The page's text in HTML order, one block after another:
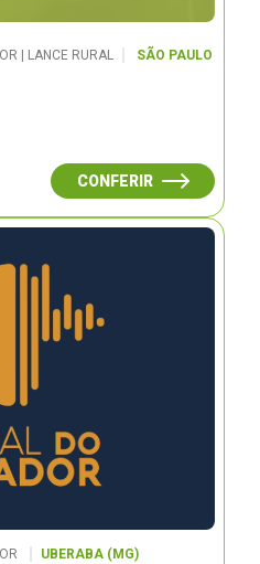
| LANCE RURAL
SÃO PAULO
CONFERIR
UBERABA (MG)